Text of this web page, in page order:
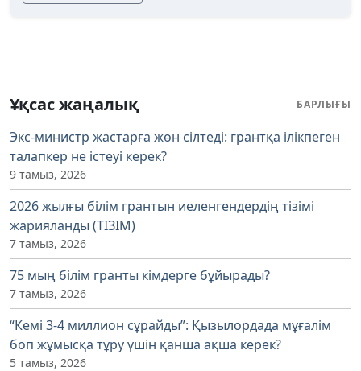
Ұқсас жаңалық БАРЛЫҒЫ
Экс-министр жастарға жөн сілтеді: грантқа ілікпеген
талапкер не істеуі керек?
9 тамыз, 2026
2026 жылғы білім грантын иеленгендердің тізімі
жарияланды (ТІЗІМ)
7 тамыз, 2026
75 мың білім гранты кімдерге бұйырады?
7 тамыз, 2026
“Кемі 3-4 миллион сұрайды”: Қызылордада мұғалім
боп жұмысқа тұру үшін қанша ақша керек?
5 тамыз, 2026